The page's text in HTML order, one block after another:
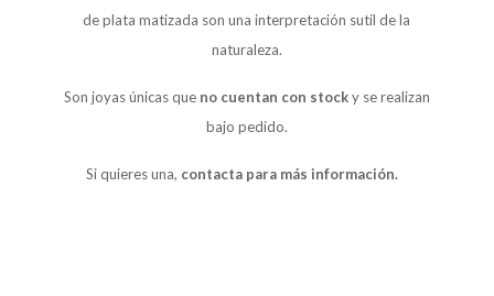
de plata matizada son una interpretación sutil de la
naturaleza.
Son joyas únicas queno cuentan con stocky se realizan
bajo pedido.
Si quieres una, contacta para más información.